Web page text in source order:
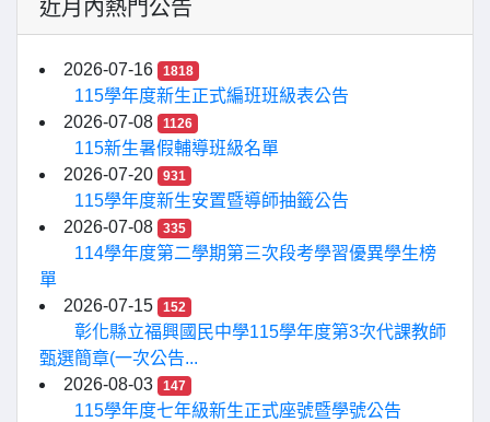
近月內熱門公告
2026-07-16 1818
115學年度新生正式編班班級表公告
2026-07-08
1126
115新生暑假輔導班級名單
2026-07-20
931
115學年度新生安置暨導師抽籤公告
2026-07-08
335
114學年度第二學期第三次段考學習優異學生榜
單
2026-07-15
152
彰化縣立福興國民中學115學年度第3次代課教師
甄選簡章(一次公告...
2026-08-03
147
115學年度七年級新生正式座號暨學號公告